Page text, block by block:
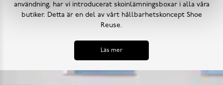
användning, har vi introducerat skoinlämningsboxar i alla våra
butiker. Detta är en del av vårt hållbarhetskoncept Shoe
Reuse.
Läs mer